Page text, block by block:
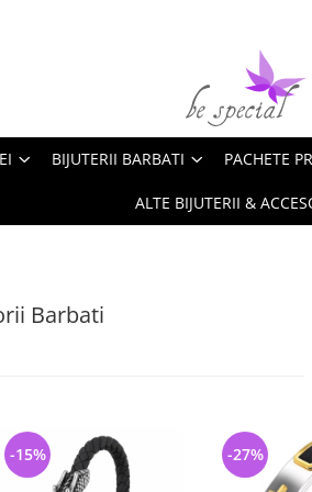
BIJUTERII BARBATI PACHETE
ALTE BIJUTERII &
Barbati
-15% -27%